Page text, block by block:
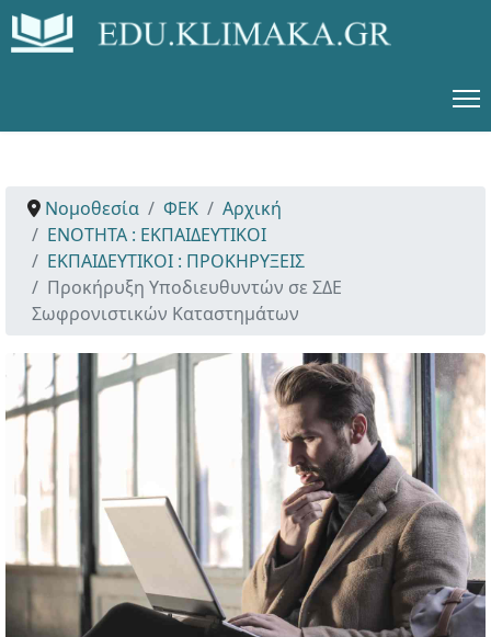
Νομοθεσία ΦΕΚ
Αρχική
ΕΝΟΤΗΤΑ : ΕΚΠΑΙΔΕΥΤΙΚΟΙ
ΕΚΠΑΙΔΕΥΤΙΚΟΙ : ΠΡΟΚΗΡΥΞΕΙΣ
Προκήρυξη Υποδιευθυντών σε ΣΔΕ
Σωφρονιστικών Καταστημάτων